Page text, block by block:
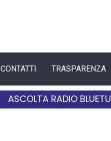
CONTATTI TRASPARENZA
ASCOLTA RADIO BLUETU